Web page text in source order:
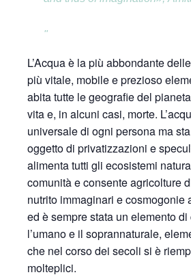
L’Acqua è la più abbondante
più vitale, mobile e prezioso
abita tutte le geografie del
vita e, in alcuni casi, morte.
universale di ogni persona ma
oggetto di privatizzazioni e
alimenta tutti gli ecosistemi
comunità e consente agricolture
nutrito immaginari e cosmogonie
ed è sempre stata un elemento
l’umano e il soprannaturale,
che nel corso dei secoli si è
molteplici.